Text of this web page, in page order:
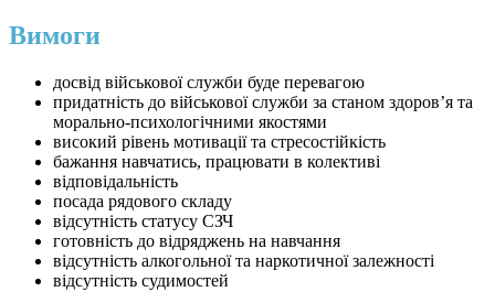
Вимоги
досвід військової служби буде перевагою
придатність до військової служби за станом здоров’я та
морально-психологічними якостями
високий рівень мотивації та стресостійкість
бажання навчатись, працювати в колективі
відповідальність
посада рядового складу
відсутність статусу СЗЧ
готовність до відряджень на навчання
відсутність алкогольної та наркотичної залежності
відсутність судимостей